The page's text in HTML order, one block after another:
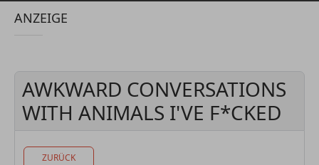
ANZEIGE
AWKWARD CONVERSATIONS
WITH ANIMALS I'VE F*CKED
ZURÜCK